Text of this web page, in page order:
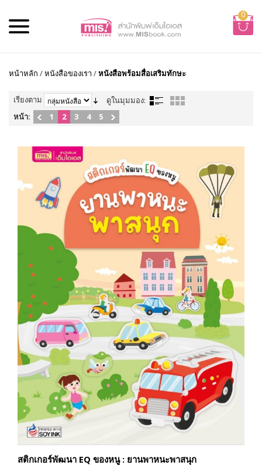
0
หน้าหลัก /หนังสือของเรา /หนังสือพร้อมสื่อเสริมทักษะ
เรียงตาม
ดูในมุมมอง:
หน้า:
1 2 3 4 5
สติกเกอร์พัฒนา EQ ของหนู : ยานพาหนะพาสนุก